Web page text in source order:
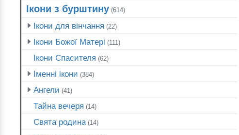
Ікони з бурштину(614)
Ікони для вінчання (22)
Ікони Божої Матері (111)
Ікони Спасителя (62)
Іменні ікони (384)
Ангели (41)
Тайна вечеря (14)
Свята родина(14)